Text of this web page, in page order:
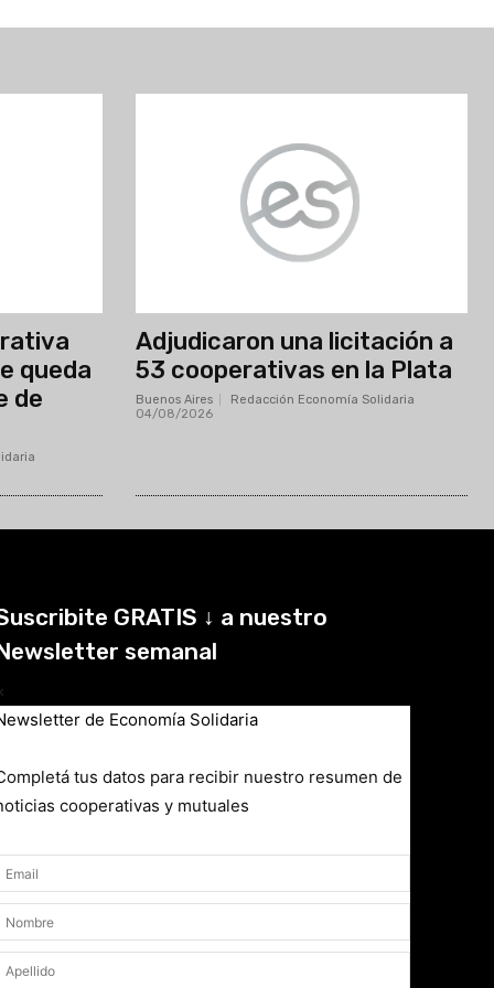
queda
de
Adjudicaron una licitación a
53 cooperativas en la Plata
Buenos Aires Redacción Economía Solidaria
04/08/2026
GRATIS ↓ a nuestro
semanal
de Economía Solidaria
tus datos para recibir nuestro resumen de
cooperativas y mutuales